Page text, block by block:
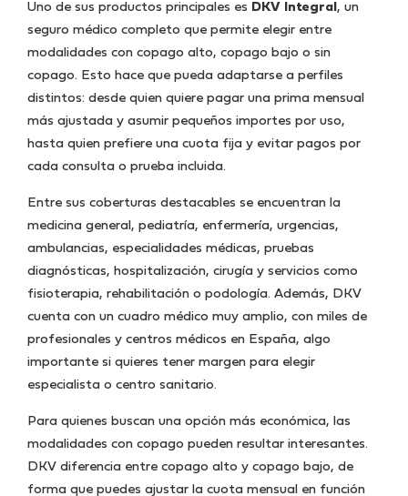
Uno de sus productos principales es DKV Integral , un
seguro médico completo que permite elegir entre
modalidades con copago alto, copago bajo o sin
copago. Esto hace que pueda adaptarse a perfiles
distintos: desde quien quiere pagar una prima mensual
más ajustada y asumir pequeños importes por uso,
hasta quien prefiere una cuota fija y evitar pagos por
cada consulta o prueba incluida.
Entre sus coberturas destacables se encuentran la
medicina general, pediatría, enfermería, urgencias,
ambulancias, especialidades médicas, pruebas
diagnósticas, hospitalización, cirugía y servicios como
fisioterapia, rehabilitación o podología. Además, DKV
cuenta con un cuadro médico muy amplio, con miles de
profesionales y centros médicos en España, algo
importante si quieres tener margen para elegir
especialista o centro sanitario.
Para quienes buscan una opción más económica, las
modalidades con copago pueden resultar interesantes.
DKV diferencia entre copago alto y copago bajo, de
forma que puedes ajustar la cuota mensual en función